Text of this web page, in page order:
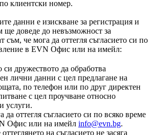
клиентски номер.
данни е изискване за регистрация и
ще доведе до невъзможност за
съм, че мога да оттегля съгласието си по
в EVN Офис или на имейл:
си дружеството да обработва
лични данни с цел предлагане на
по телефон или по друг директен
с цел проучване относно
услуги.
да оттегля съгласието си по всяко време
Офис или на имейл info@evn.bg.
на съгласието не засяга